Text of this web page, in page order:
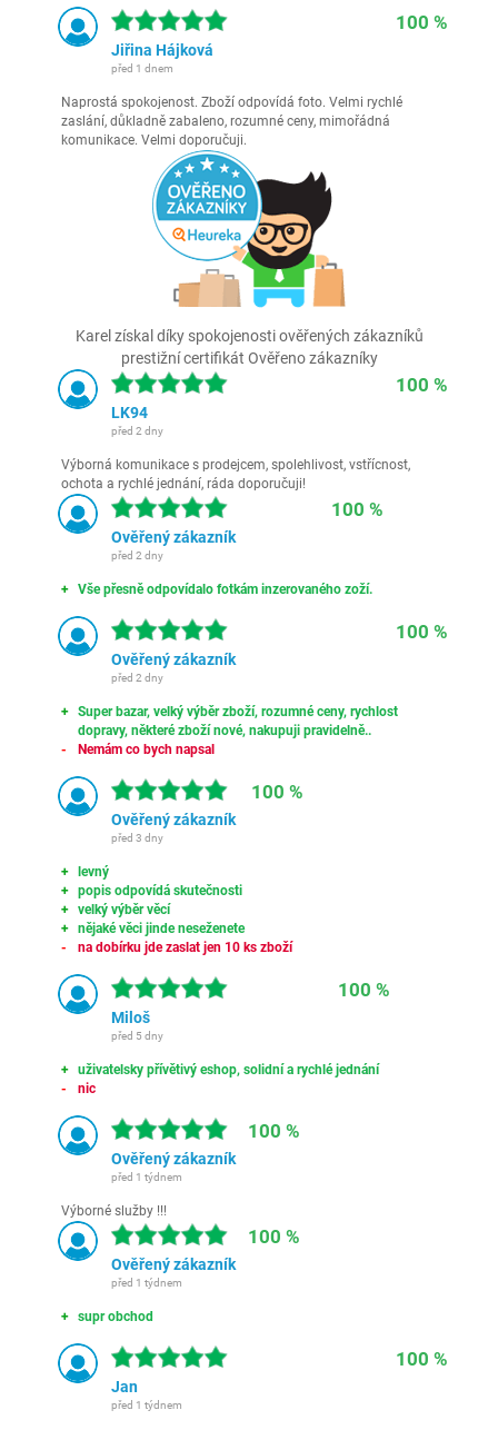
100 %
Jiřina Hájková
před 1 dnem
Naprostá spokojenost. Zboží odpovídá foto. Velmi rychlé
zaslání, důkladně zabaleno, rozumné ceny, mimořádná
komunikace. Velmi doporučuji.
Karel získal díky spokojenosti ověřených zákazníků
prestižní certifikát Ověřeno zákazníky
100 %
LK94
před 2 dny
Výborná komunikace s prodejcem, spolehlivost, vstřícnost,
ochota a rychlé jednání, ráda doporučuji!
100 %
Ověřený zákazník
před 2 dny
Vše přesně odpovídalo fotkám inzerovaného zoží.
100 %
Ověřený zákazník
před 2 dny
Super bazar, velký výběr zboží, rozumné ceny, rychlost
dopravy, některé zboží nové, nakupuji pravidelně..
Nemám co bych napsal
100 %
Ověřený zákazník
před 3 dny
levný
popis odpovídá skutečnosti
velký výběr věcí
nějaké věci jinde neseženete
na dobírku jde zaslat jen 10 ks zboží
100 %
Miloš
před 5 dny
uživatelsky přívětivý eshop, solidní a rychlé jednání
nic
100 %
Ověřený zákazník
před 1 týdnem
Výborné služby !!!
100 %
Ověřený zákazník
před 1 týdnem
supr obchod
100 %
Jan
před 1 týdnem